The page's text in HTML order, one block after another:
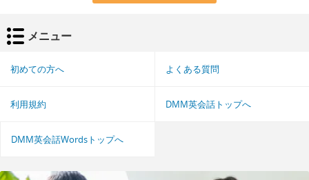
メニュー
初めての方へ よくある質問
利用規約 DMM英会話トップへ
DMM英会話Wordsトップへ